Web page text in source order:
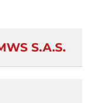
S.A.S.